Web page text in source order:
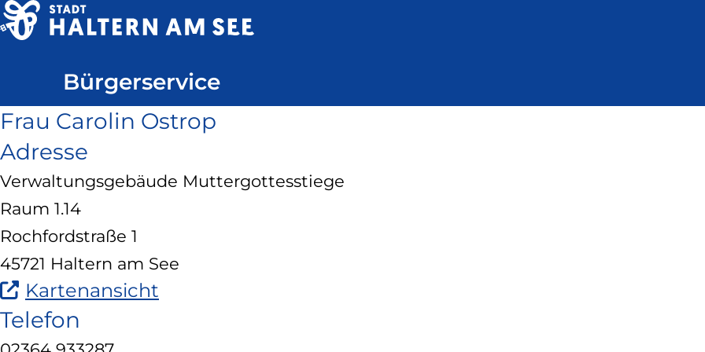
Direkt
zum
See
Bürgerservice
Frau Carolin Ostrop
Adresse
Verwaltungsgebäude Muttergottesstiege
Raum 1.14
Rochfordstraße 1
45721 Haltern am See
Kartenansicht
Telefon